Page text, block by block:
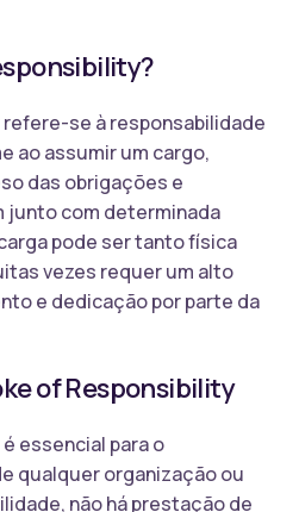
se à responsabilidade
ao assumir um cargo,
das obrigações e
junto com determinada
pode ser tanto física
vezes requer um alto
e dedicação por parte da
of Responsibility
essencial para o
qualquer organização ou
não há prestação de